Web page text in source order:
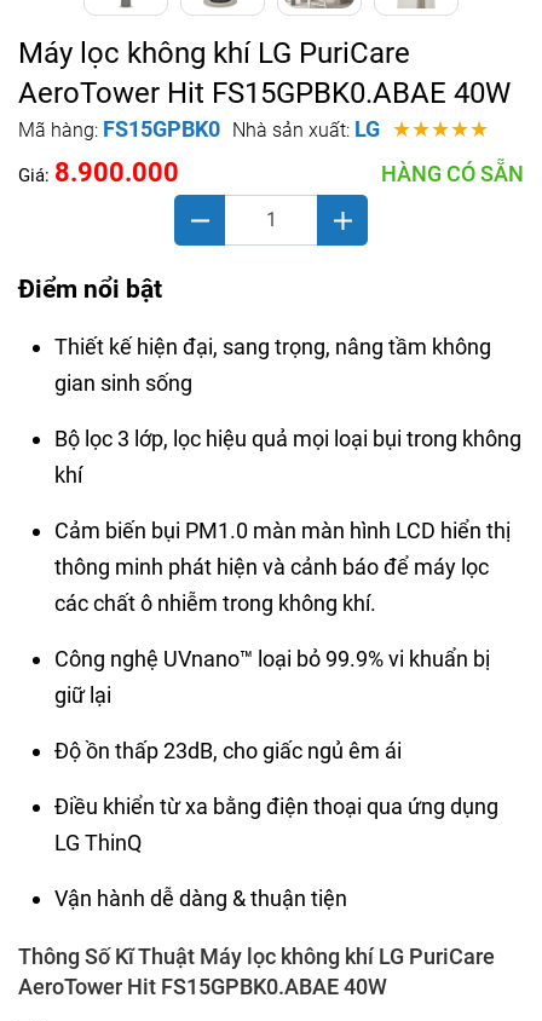
Máy lọc không khí LG PuriCare
AeroTower Hit FS15GPBK0.ABAE 40W
Mã hàng: FS15GPBK0 Nhà sản xuất: LG ★★★★★
Giá: 8.900.000 HÀNG CÓ SẴN
Điểm nổi bật
Thiết kế hiện đại, sang trọng, nâng tầm không
gian sinh sống
Bộ lọc 3 lớp, lọc hiệu quả mọi loại bụi trong không
khí
Cảm biến bụi PM1.0 màn màn hình LCD hiển thị
thông minh phát hiện và cảnh báo để máy lọc
các chất ô nhiễm trong không khí.
Công nghệ UVnano™ loại bỏ 99.9% vi khuẩn bị
giữ lại
Độ ồn thấp 23dB, cho giấc ngủ êm ái
Điều khiển từ xa bằng điện thoại qua ứng dụng
LG ThinQ
Vận hành dễ dàng & thuận tiện
Thông Số Kĩ Thuật Máy lọc không khí LG PuriCare
AeroTower Hit FS15GPBK0.ABAE 40W